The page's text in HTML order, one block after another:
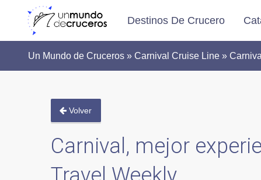
Destinos De Crucero
Un Mundo de Cruceros » Carnival Cruise Line »
Volver
Carnival, mejor